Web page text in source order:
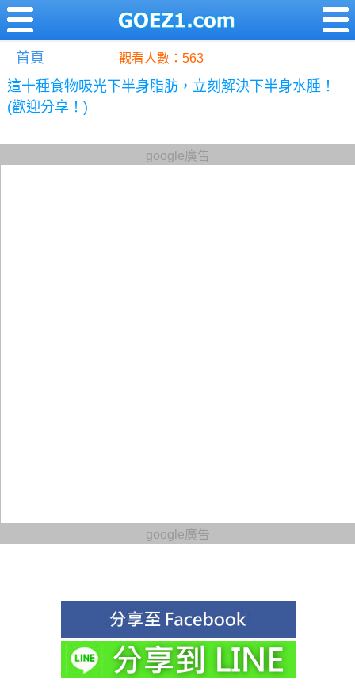
首頁 觀看人數：563
這十種食物吸光下半身脂肪，立刻解決下半身水腫！
(歡迎分享！)
google廣告
google廣告